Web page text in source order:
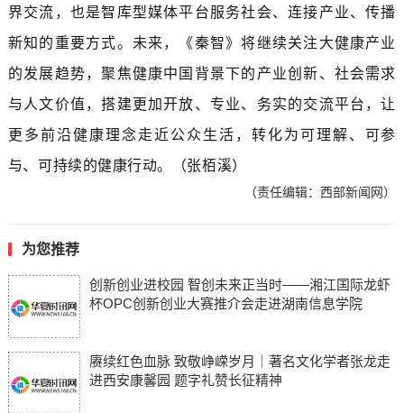
界交流，也是智库型媒体平台服务社会、连接产业、传播
新知的重要方式。未来，《秦智》将继续关注大健康产业
的发展趋势，聚焦健康中国背景下的产业创新、社会需求
与人文价值，搭建更加开放、专业、务实的交流平台，让
更多前沿健康理念走近公众生活，转化为可理解、可参
与、可持续的健康行动。（张栢溪）
（责任编辑：西部新闻网）
为您推荐
创新创业进校园 智创未来正当时——湘江国际龙虾
杯OPC创新创业大赛推介会走进湖南信息学院
赓续红色血脉 致敬峥嵘岁月｜著名文化学者张龙走
进西安康馨园 题字礼赞长征精神